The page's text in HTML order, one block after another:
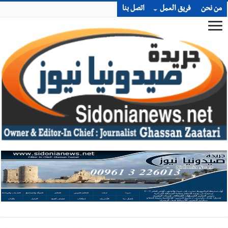
من نحن فريق العمل اتصل بنا